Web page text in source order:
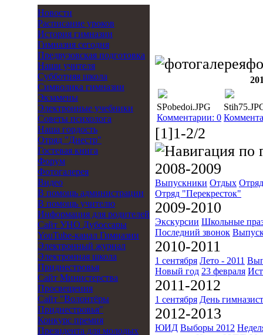
Новости
Расписание уроков
История гимназии
Гимназия сегодня
Предвузовская подготовка
Наши учителя
Субботняя школа
Символика гимназии
Экзамены
Электронные учебники
Советы психолога
Наша гордость
Отряд "Днестр"
Гостевая книга
Форум
Фотогалерея
Видео
В помощь администрации
В помощь учителю
Информация для родителей
Cайт УНО Дубоссары
YouTube-канал Гимназии
Электронный журнал
Электронная школа
Приднестровья
Сайт Министерства
Просвещения
Сайт "Волонтёры
Приднестровья"
Конкурс премия
Президента для молодых
SPobedoi.JPG
Комментарии: 0
[1]1-2/2
2008-2009
Выпускники Отдых
Отряд "Перекресток"
2009-2010
Экскурсии Школьные
Последний звонок
2010-2011
1 сентября Лето - 2011
Новый год 23 февраля
2011-2012
1 сентября День
2012-2013
ЮИД Выборы 2012